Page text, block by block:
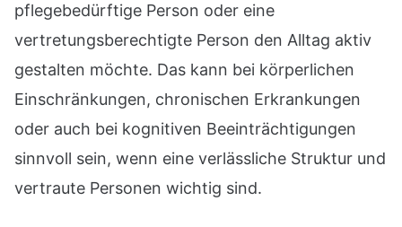
pflegebedürftige Person oder eine
vertretungsberechtigte Person den Alltag aktiv
gestalten möchte. Das kann bei körperlichen
Einschränkungen, chronischen Erkrankungen
oder auch bei kognitiven Beeinträchtigungen
sinnvoll sein, wenn eine verlässliche Struktur und
vertraute Personen wichtig sind.